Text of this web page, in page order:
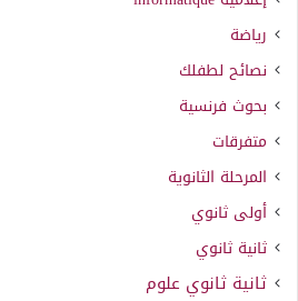
رياضة
نصائح لطفلك
بحوث فرنسية
متفرقات
المرحلة الثانوية
أولى ثانوي
ثانية ثانوي
ثانية ثانوي علوم